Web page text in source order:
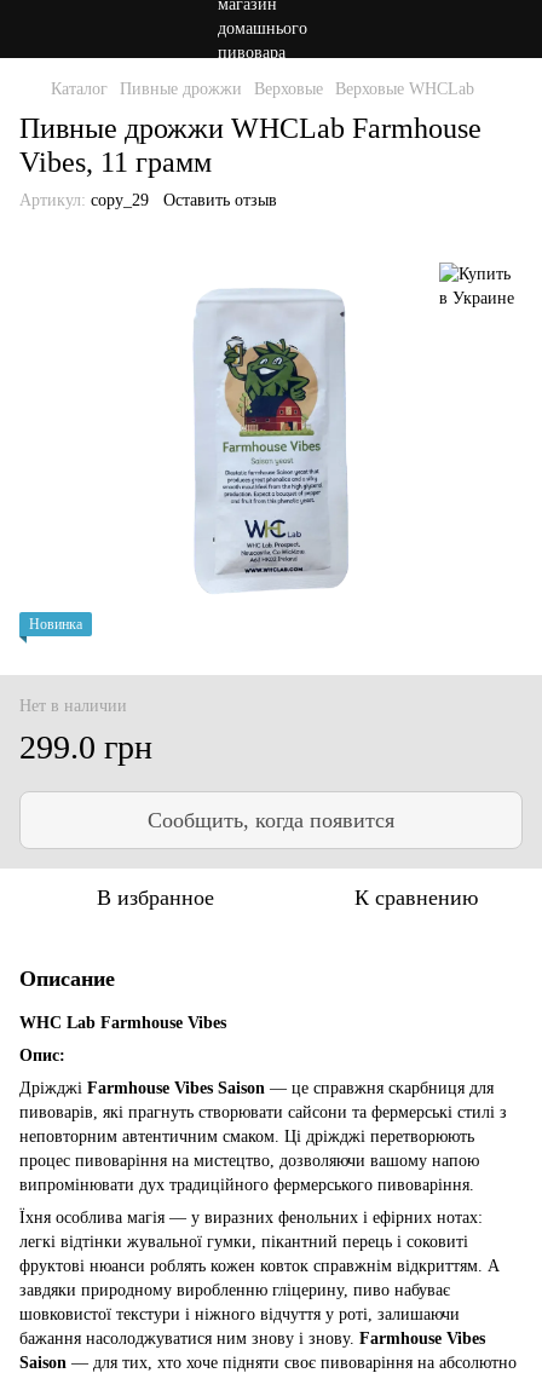
Каталог Пивные дрожжи Верховые Верховые WHCLab
Пивные дрожжи WHСLab Farmhouse
Vibes, 11 грамм
Артикул: copy_29 Оставить отзыв
Новинка
Нет в наличии
299.0 грн
Сообщить, когда появится
В избранное К сравнению
Описание
WHC Lab Farmhouse Vibes
Опис:
Дріжджі Farmhouse Vibes Saison — це справжня скарбниця для
пивоварів, які прагнуть створювати сайсони та фермерські стилі з
неповторним автентичним смаком. Ці дріжджі перетворюють
процес пивоваріння на мистецтво, дозволяючи вашому напою
випромінювати дух традиційного фермерського пивоваріння.
Їхня особлива магія — у виразних фенольних і ефірних нотах:
легкі відтінки жувальної гумки, пікантний перець і соковиті
фруктові нюанси роблять кожен ковток справжнім відкриттям. А
завдяки природному виробленню гліцерину, пиво набуває
шовковистої текстури і ніжного відчуття у роті, залишаючи
бажання насолоджуватися ним знову і знову. Farmhouse Vibes
Saison — для тих, хто хоче підняти своє пивоваріння на абсолютно